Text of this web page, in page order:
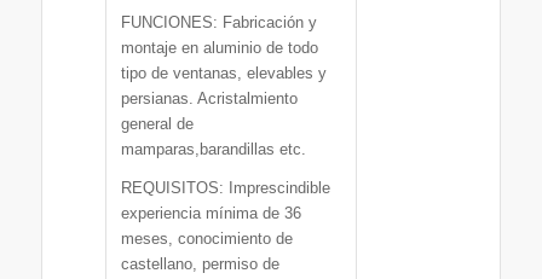
FUNCIONES: Fabricación y
montaje en aluminio de todo
tipo de ventanas, elevables y
persianas. Acristalmiento
general de
mamparas,barandillas etc.
REQUISITOS: Imprescindible
experiencia mínima de 36
meses, conocimiento de
castellano, permiso de